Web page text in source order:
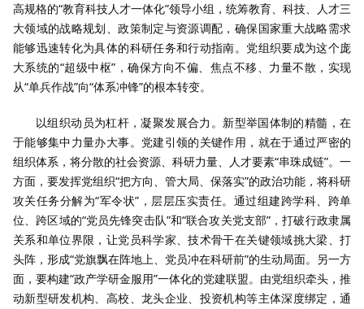
高规格的“教育科技人才一体化”领导小组，统筹教育、科技、人才三
大领域的战略规划、政策制定与资源调配，确保国家重大战略需求
能够迅速转化为具体的科研任务和行动指南。党组织要成为这个庞
大系统的“超级中枢”，确保方向不偏、焦点不移、力量不散，实现
从“单兵作战”向“体系冲锋”的根本转变。
以组织动员为杠杆，凝聚发展合力。新型举国体制的精髓，在
于能够集中力量办大事。党建引领的关键作用，就在于通过严密的
组织体系，将分散的社会资源、科研力量、人才要素“串珠成链”。一
方面，要发挥党组织“把方向、管大局、保落实”的政治功能，将科研
攻关任务分解为“军令状”，层层压实责任。通过组建跨学科、跨单
位、跨区域的“党员先锋突击队”和“联合攻关党支部”，打破行政隶属
关系和单位界限，让党员科学家、技术骨干在关键领域挑大梁、打
头阵，形成“党旗飘在阵地上、党员冲在科研前”的生动局面。另一方
面，要构建“政产学研金服用”一体化的党建联盟。由党组织牵头，推
动新型研发机构、高校、龙头企业、投资机构等主体深度绑定，通